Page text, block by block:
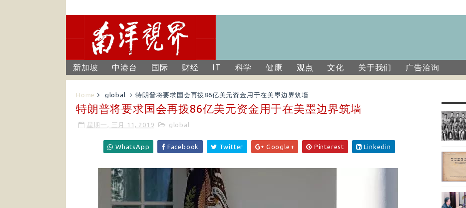
新加坡 中港台 国际 财经 IT 科学 健康 观点 文化 关于我们 广告洽询
Home global 特朗普将要求国会再拨86亿美元资金用于在美墨边界筑墙
特朗普将要求国会再拨86亿美元资金用于在美墨边界筑墙
星期一, 三月 11, 2019 global
WhatsApp Facebook Twitter Google+ Pinterest Linkedin